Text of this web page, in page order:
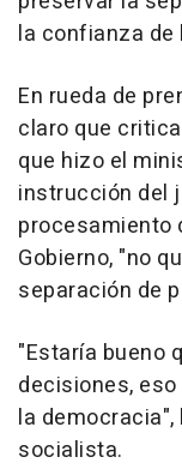
la confianza de
En rueda de
claro que
que hizo el
instrucción del
procesamiento
Gobierno, "no
separación de
"Estaría bueno
decisiones,
la
socialista.